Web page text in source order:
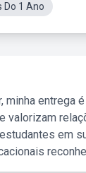
Do 1 Ano
minha entrega
valorizam
em